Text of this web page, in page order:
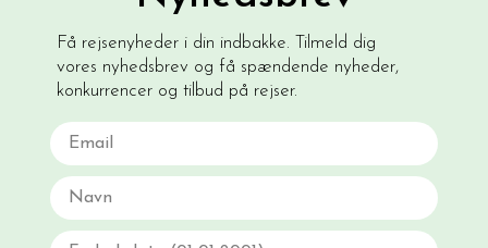
Få rejsenyheder i din indbakke. Tilmeld dig
vores nyhedsbrev og få spændende nyheder,
konkurrencer og tilbud på rejser.
Email
Navn
Fødselsdato